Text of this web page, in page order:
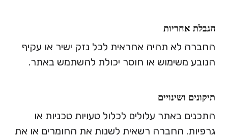
הגבלת אחריות
החברה לא תהיה אחראית לכל נזק ישיר או עקיף
הנובע משימוש או חוסר יכולת להשתמש באתר.
תיקונים ושינויים
התכנים באתר עלולים לכלול טעויות טכניות או
גרפיות. החברה רשאית לשנות את החומרים או את